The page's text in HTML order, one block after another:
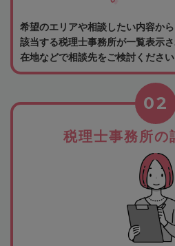
希望のエリアや相談したい内容か
該当する税理士事務所が一覧表示
在地などで相談先をご検討ください
税理士事務所の
02